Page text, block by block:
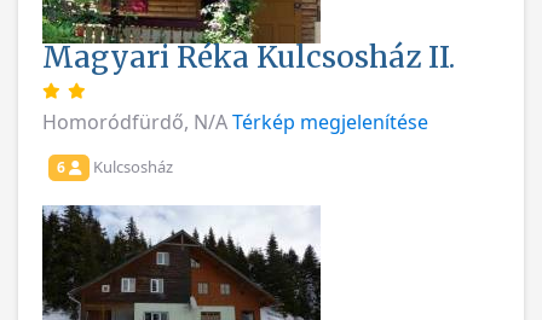
Magyari Réka Kulcsosház II.
Homoródfürdő, N/ATérkép megjelenítése
6 Kulcsosház